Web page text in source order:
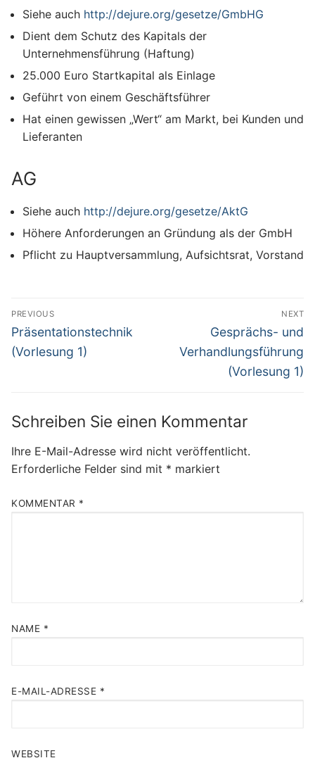
Siehe auch http://dejure.org/gesetze/GmbHG
Dient dem Schutz des Kapitals der
Unternehmensführung (Haftung)
25.000 Euro Startkapital als Einlage
Geführt von einem Geschäftsführer
Hat einen gewissen „Wert“ am Markt, bei Kunden und
Lieferanten
AG
Siehe auch http://dejure.org/gesetze/AktG
Höhere Anforderungen an Gründung als der GmbH
Pflicht zu Hauptversammlung, Aufsichtsrat, Vorstand
Beitragsnavigation
PREVIOUS
Previous
post:
Präsentationstechnik
(Vorlesung 1)
NEXT
Next
post:
Gesprächs- und
Verhandlungsführung
(Vorlesung 1)
Schreiben Sie einen Kommentar
Ihre E-Mail-Adresse wird nicht veröffentlicht.
Erforderliche Felder sind mit * markiert
KOMMENTAR *
NAME *
E-MAIL-ADRESSE *
WEBSITE